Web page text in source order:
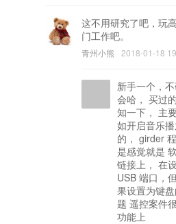
这不用研究了吧，玩
门工作吧。
青州小熊 2018-01-18
新手一个，
会哈， 买过
知一下， 主
如开启音乐
的， girder
是感觉就是
链接上， 在
USB 端口，
果设置为键
题 遥控案件
功能上